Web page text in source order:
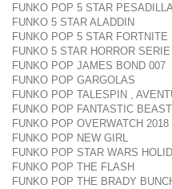
FUNKO POP 5 STAR
FUNKO 5 STAR ALADDIN
FUNKO POP 5 STAR FORTNITE
FUNKO 5 STAR HORROR
FUNKO POP JAMES BOND 007
FUNKO POP GARGOLAS
FUNKO POP TALESPIN ,
FUNKO POP FANTASTIC
FUNKO POP OVERWATCH 2018
FUNKO POP NEW GIRL
FUNKO POP STAR WARS
FUNKO POP THE FLASH
FUNKO POP THE BRADY